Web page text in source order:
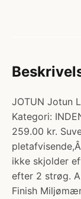
JOTUN Jotun
Kategori:
259.00 kr.
ikke skjolder
efter 2 strøg.
Finish